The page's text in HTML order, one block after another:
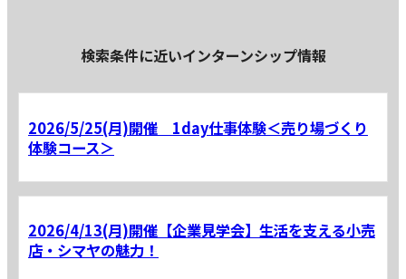
検索条件に近いインターンシップ情報
2026/5/25(月)開催 1day仕事体験＜売り場づくり
体験コース＞
2026/4/13(月)開催【企業見学会】生活を支える小売
店・シマヤの魅力！